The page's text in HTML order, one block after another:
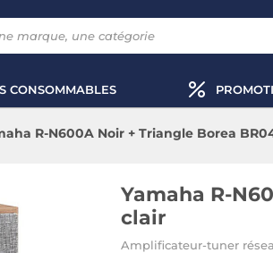
CONSOMMABLES
R-N600A Noir + Triangle Borea
Yamaha R-
clair
Amplificateur-tuner